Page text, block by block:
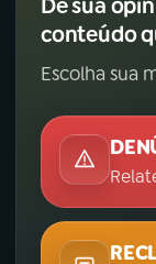
YouTube
Instagram
TikTok
Dê sua
conteúdo
Escolha sua